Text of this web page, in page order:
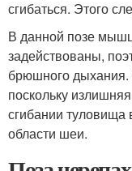
сгибаться. Этого
В данной позе
задействованы,
брюшного дыхания.
поскольку
сгибании
области шеи.